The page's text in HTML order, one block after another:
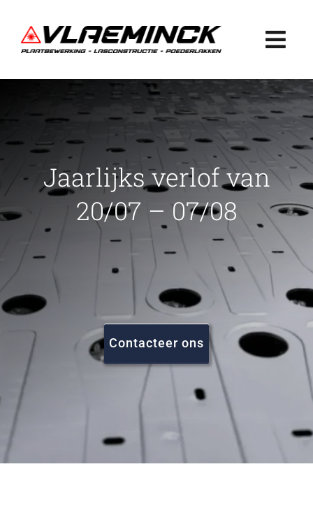
naar
inhoud
Plaatbewerking
Lasconstructie
Poederlakken
Projecten
FAQ
Vacatures
Jaarlijks verlof van
20/07 – 07/08
Contacteer ons